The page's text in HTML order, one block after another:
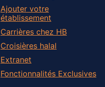
Ajouter votre
établissement
Carrières chez HB
Croisières halal
Extranet
Fonctionnalités Exclusives